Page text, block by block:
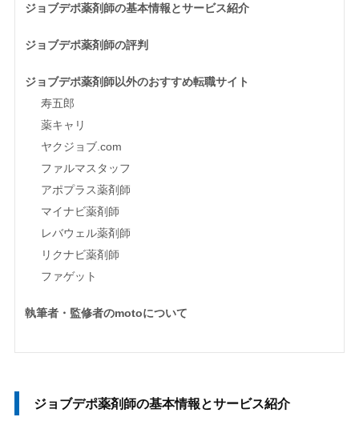
ジョブデポ薬剤師の基本情報とサービス紹介
ジョブデポ薬剤師の評判
ジョブデポ薬剤師以外のおすすめ転職サイト
寿五郎
薬キャリ
ヤクジョブ.com
ファルマスタッフ
アポプラス薬剤師
マイナビ薬剤師
レバウェル薬剤師
リクナビ薬剤師
ファゲット
執筆者・監修者のmotoについて
ジョブデポ薬剤師の基本情報とサービス紹介